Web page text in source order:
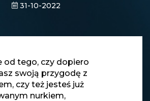
31-10-2022
od tego, czy dopiero
swoją przygodę z
czy też jesteś już
nurkiem,